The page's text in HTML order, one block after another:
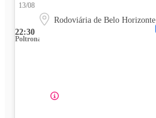
22:30
13/08
Rodoviária de Belo Horizonte
Poltrona